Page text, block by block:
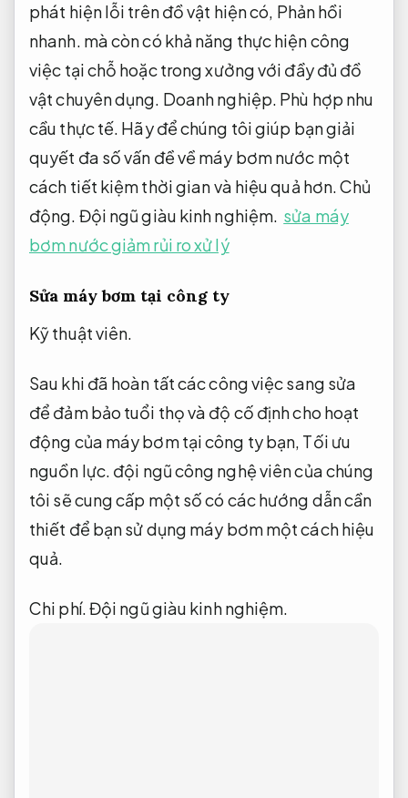
phát hiện lỗi trên đồ vật hiện có, Phản hồi
nhanh. mà còn có khả năng thực hiện công
việc tại chỗ hoặc trong xưởng với đầy đủ đồ
vật chuyên dụng. Doanh nghiệp. Phù hợp nhu
cầu thực tế. Hãy để chúng tôi giúp bạn giải
quyết đa số vấn đề về máy bơm nước một
cách tiết kiệm thời gian và hiệu quả hơn.Chủ
động. Đội ngũ giàu kinh nghiệm. sửa máy
bơm nước giảm rủi ro xử lý
Sửa máy bơm tại công ty
Kỹ thuật viên.
Sau khi đã hoàn tất các công việc sang sửa
để đảm bảo tuổi thọ và độ cố định cho hoạt
động của máy bơm tại công ty bạn, Tối ưu
nguồn lực. đội ngũ công nghệ viên của chúng
tôi sẽ cung cấp một số có các hướng dẫn cần
thiết để bạn sử dụng máy bơm một cách hiệu
quả.
Chi phí.Đội ngũ giàu kinh nghiệm.